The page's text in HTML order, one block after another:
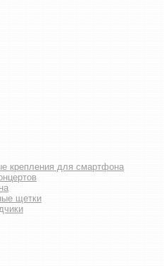
крепления для смартфона
щетки